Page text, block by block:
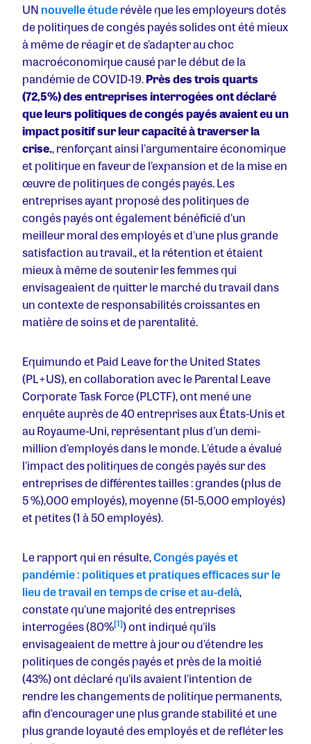
UN nouvelle étuderévèle que les employeurs dotés
de politiques de congés payés solides ont été mieux
à même de réagir et de s’adapter au choc
macroéconomique causé par le début de la
pandémie de COVID-19.Près des trois quarts
(72,5%) des entreprises interrogées ont déclaré
que leurs politiques de congés payés avaient eu un
impact positif sur leur capacité à traverser la
crise., renforçant ainsi l'argumentaire économique
et politique en faveur de l'expansion et de la mise en
œuvre de politiques de congés payés. Les
entreprises ayant proposé des politiques de
congés payés ont également bénéficié d'un
meilleur moral des employés et d'une plus grande
satisfaction au travail.,et la rétention et étaient
mieux à même de soutenir les femmes qui
envisageaient de quitter le marché du travail dans
un contexte de responsabilités croissantes en
matière de soins et de parentalité.
Equimundo et Paid Leave for the United States
(PL+US), en collaboration avec le Parental Leave
Corporate Task Force (PLCTF), ont mené une
enquête auprès de 40 entreprises aux États-Unis et
au Royaume-Uni, représentant plus d'un demi-
million d'employés dans le monde. L'étude a évalué
l'impact des politiques de congés payés sur des
entreprises de différentes tailles : grandes (plus de
5 %),000 employés), moyenne (51-5,000 employés)
et petites (1 à 50 employés).
Le rapport qui en résulte,Congés payés et
pandémie : politiques et pratiques efficaces sur le
lieu de travail en temps de crise et au-delà,
constate qu'une majorité des entreprises
interrogées (80%[1]) ont indiqué qu'ils
envisageaient de mettre à jour ou d'étendre les
politiques de congés payés et près de la moitié
(43%) ont déclaré qu'ils avaient l'intention de
rendre les changements de politique permanents,
afin d'encourager une plus grande stabilité et une
plus grande loyauté des employés et de refléter les